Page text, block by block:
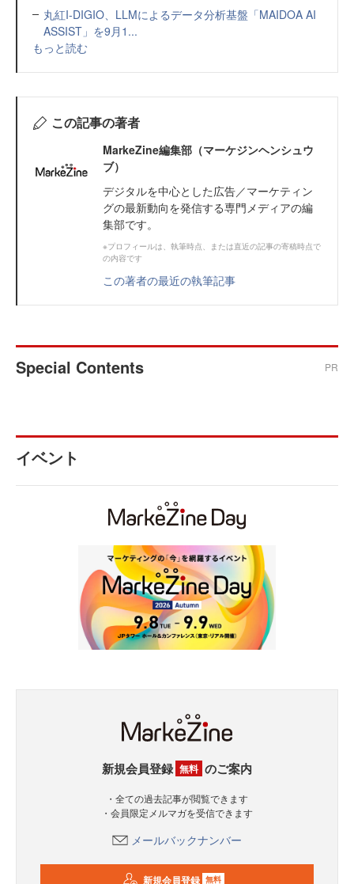
丸紅I-DIGIO、LLMによるデータ分析基盤「MAIDOA AI
ASSIST」を9月1...
もっと読む
この記事の著者
MarkeZine編集部（マーケジンヘンシュウ
ブ）
デジタルを中心とした広告／マーケティン
グの最新動向を発信する専門メディアの編
集部です。
※プロフィールは、執筆時点、または直近の記事の寄稿時点で
の内容です
この著者の最近の執筆記事
Special Contents PR
イベント
新規会員登録 無料 のご案内
・全ての過去記事が閲覧できます
・会員限定メルマガを受信できます
メールバックナンバー
新規会員登録 無料